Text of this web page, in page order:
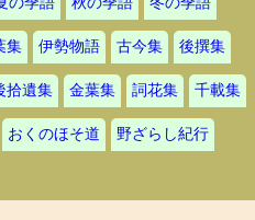
集 伊勢物語 古今集 後撰集
拾遺集 金葉集 詞花集 千載集
おくのほそ道 野ざらし紀行